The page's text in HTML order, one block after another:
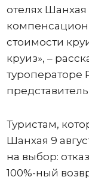
отелях Шанхая
стоимости
круиз», –
туроператоре
Туристам,
Шанхая 9
на выбор:
100%-ный